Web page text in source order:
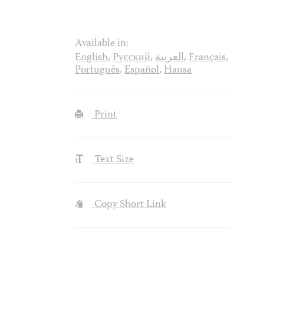
Available in:
English,Русский,العربية,Français,
Português,Español,Hausa
Print
Text Size
Copy Short Link